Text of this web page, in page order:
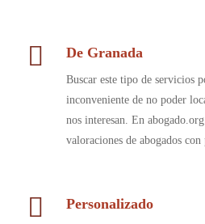
De Granada
Buscar este tipo de servicios
inconveniente de no poder
nos interesan. En
valoraciones de abogados con
Personalizado